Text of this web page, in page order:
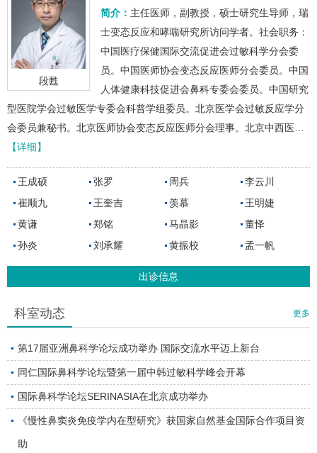
段甦
简介： 主任医师，副教授，硕士研究生导师，瑞
士变态反应和哮喘研究所访问学者。社会职务：
中国医疗保健国际交流促进会过敏科学分会委
员。中国医师协会变态反应医师分会委员。中国
人体健康科技促进会鼻科专委会委员。中国研究
型医院学会过敏医学专委会科普学组委员。北京医学会过敏反应学分
会委员兼秘书。北京医师协会变态反应医师分会理事。北京中西医…
【详细】
王成硕 张罗 周兵
李云川
崔顺九
王奎吉 羡慕
王明婕
黄谦
郑铭 马晶影
董怿
孙炎
刘承耀 黄振校 孟一帆
出诊信息
更多
科室动态
第17届亚洲鼻科学论坛成功举办 国际交流水平迈上新台
同仁国际鼻科学论坛暨第一届中韩过敏科学峰会开幕
国际鼻科学论坛SERINASIA在北京成功举办
《慢性鼻窦炎免疫学内在型研究》获国家自然基金国际合作项目资
助